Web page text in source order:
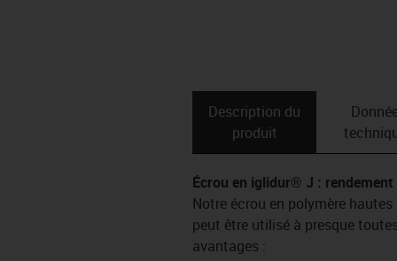
Description du
produit
Écrou en iglidur® J :
Notre écrou en polymère
peut être utilisé à presque
avantages :